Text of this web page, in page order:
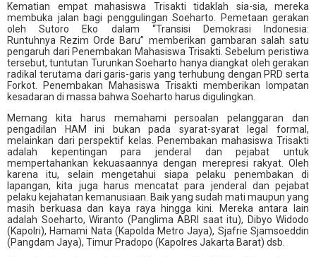
Kematian empat mahasiswa Trisakti tidaklah sia-sia, mereka
membuka jalan bagi penggulingan Soeharto. Pemetaan gerakan
oleh Sutoro Eko dalam “Transisi Demokrasi Indonesia:
Runtuhnya Rezim Orde Baru” memberikan gambaran salah satu
pengaruh dari Penembakan Mahasiswa Trisakti. Sebelum peristiwa
tersebut, tuntutan Turunkan Soeharto hanya diangkat oleh gerakan
radikal terutama dari garis-garis yang terhubung dengan PRD serta
Forkot. Penembakan Mahasiswa Trisakti memberikan lompatan
kesadaran di massa bahwa Soeharto harus digulingkan.
Memang kita harus memahami persoalan pelanggaran dan
pengadilan HAM ini bukan pada syarat-syarat legal formal,
melainkan dari perspektif kelas. Penembakan mahasiswa Trisakti
adalah kepentingan para jenderal dan pejabat untuk
mempertahankan kekuasaannya dengan merepresi rakyat. Oleh
karena itu, selain mengetahui siapa pelaku penembakan di
lapangan, kita juga harus mencatat para jenderal dan pejabat
pelaku kejahatan kemanusiaan. Baik yang sudah mati maupun yang
masih berkuasa dan kaya raya hingga kini. Mereka antara lain
adalah Soeharto, Wiranto (Panglima ABRI saat itu), Dibyo Widodo
(Kapolri), Hamami Nata (Kapolda Metro Jaya), Sjafrie Sjamsoeddin
(Pangdam Jaya), Timur Pradopo (Kapolres Jakarta Barat) dsb.